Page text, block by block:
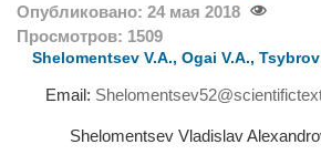
Опубликовано: 24 мая 2018
Просмотров: 1509
Shelomentsev V.A., Ogai V.A., Tsybrov
Email:
Shelomentsev Vladislav